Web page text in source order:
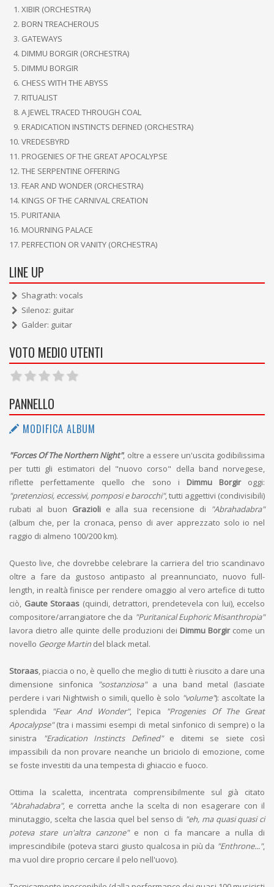
XIBIR (ORCHESTRA)
BORN TREACHEROUS
GATEWAYS
DIMMU BORGIR (ORCHESTRA)
DIMMU BORGIR
CHESS WITH THE ABYSS
RITUALIST
A JEWEL TRACED THROUGH COAL
ERADICATION INSTINCTS DEFINED (ORCHESTRA)
VREDESBYRD
PROGENIES OF THE GREAT APOCALYPSE
THE SERPENTINE OFFERING
FEAR AND WONDER (ORCHESTRA)
KINGS OF THE CARNIVAL CREATION
PURITANIA
MOURNING PALACE
PERFECTION OR VANITY (ORCHESTRA)
LINE UP
Shagrath: vocals
Silenoz: guitar
Galder: guitar
VOTO MEDIO UTENTI
PANNELLO
MODIFICA ALBUM
"Forces Of The Northern Night", oltre a essere un'uscita godibilissima
per tutti gli estimatori del "nuovo corso" della band norvegese,
riflette perfettamente quello che sono i Dimmu Borgiroggi:
"pretenziosi, eccessivi, pomposi e barocchi", tutti aggettivi (condivisibili)
rubati al buon Graziolie alla sua recensione di
"Abrahadabra"
(album che, per la cronaca, penso di aver apprezzato solo io nel
raggio di almeno 100/200 km).
Questo live, che dovrebbe celebrare la carriera del trio scandinavo
oltre a fare da gustoso antipasto al preannunciato, nuovo full-
length, in realtà finisce per rendere omaggio al vero artefice di tutto
ciò, Gaute Storaas (quindi, detrattori, prendetevela con lui), eccelso
compositore/arrangiatore che da "Puritanical Euphoric Misanthropia"
lavora dietro alle quinte delle produzioni dei Dimmu Borgircome un
novello George Martin del black metal.
Storaas, piaccia o no, è quello che meglio di tutti è riuscito a dare una
dimensione sinfonica "sostanziosa"a una band metal (lasciate
perdere i vari Nightwish o simili, quello è solo "volume"): ascoltate la
splendida "Fear And Wonder", l'epica "Progenies Of The Great
Apocalypse"(tra i massimi esempi di metal sinfonico di sempre) o la
sinistra
"Eradication Instincts Defined"e ditemi se siete così
impassibili da non provare neanche un briciolo di emozione, come
se foste investiti da una tempesta di ghiaccio e fuoco.
Ottima la scaletta, incentrata comprensibilmente sul già citato
"Abrahadabra", e corretta anche la scelta di non esagerare con il
minutaggio, scelta che lascia quel bel senso di "eh, ma quasi quasi ci
poteva stare un'altra canzone"e non ci fa mancare a nulla di
imprescindibile (poteva starci giusto qualcosa in più da "Enthrone...",
ma vuol dire proprio cercare il pelo nell'uovo).